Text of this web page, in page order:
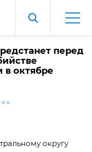
перед
в октябре
округу